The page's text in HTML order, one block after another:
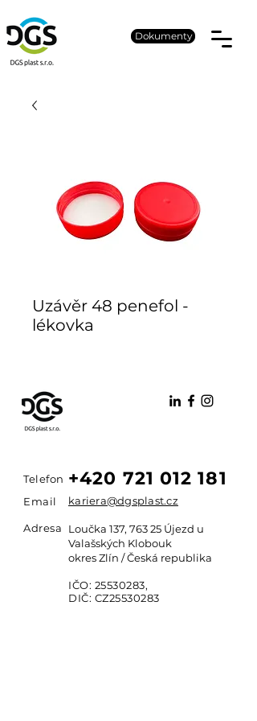
Dokumenty
Uzávěr 48 penefol -
lékovka
Telefon +420 721 012 181
Email kariera@dgsplast.cz
Adresa
Loučka 137, 763 25 Újezd u
Valašských Klobouk
okres Zlín / Česká republika
IČO: 25530283,
DIČ: CZ25530283